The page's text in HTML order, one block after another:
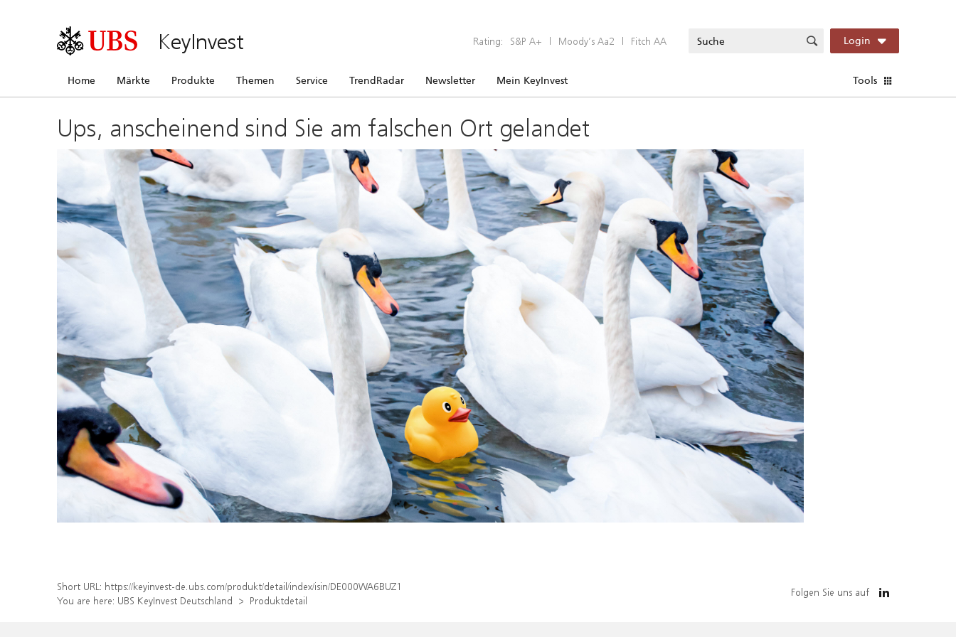
KeyInvest Rating: S&P A+ | Moody’s Aa2 | Fitch AA Login
Home Märkte Produkte Themen Service TrendRadar Newsletter Mein KeyInvest Tools
Ups, anscheinend sind Sie am falschen Ort gelandet
Short URL: https://keyinvest-de.ubs.com/produkt/detail/index/isin/DE000WA6BUZ1
You are here: UBS KeyInvest Deutschland Produktdetail
Folgen Sie uns auf